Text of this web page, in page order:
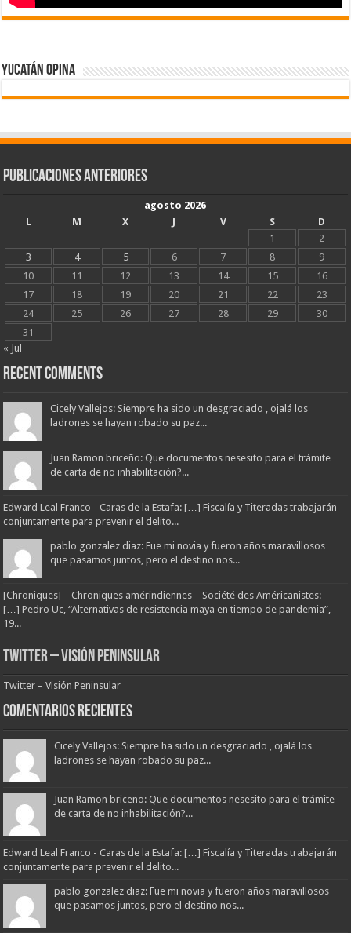
Yucatán Opina
Publicaciones Anteriores
agosto 2026
L
M X J V S
D
1
2
3
4 5 6 7 8
9
10
11 12 13 14 15
16
17
18 19 20 21 22
23
24
25 26 27 28 29
30
31
« Jul
Recent Comments
Cicely Vallejos: Siempre ha sido un desgraciado , ojalá los
ladrones se hayan robado su paz...
Juan Ramon briceño: Que documentos nesesito para el trámite
de carta de no inhabilitación?...
Edward Leal Franco - Caras de la Estafa: […] Fiscalía y Titeradas trabajarán
conjuntamente para prevenir el delito...
pablo gonzalez diaz: Fue mi novia y fueron años maravillosos
que pasamos juntos, pero el destino nos...
[Chroniques] – Chroniques amérindiennes – Société des Américanistes:
[…] Pedro Uc, “Alternativas de resistencia maya en tiempo de pandemia”,
19...
Twitter – Visión Peninsular
Twitter – Visión Peninsular
Comentarios Recientes
Cicely Vallejos: Siempre ha sido un desgraciado , ojalá los
ladrones se hayan robado su paz...
Juan Ramon briceño: Que documentos nesesito para el trámite
de carta de no inhabilitación?...
Edward Leal Franco - Caras de la Estafa: […] Fiscalía y Titeradas trabajarán
conjuntamente para prevenir el delito...
pablo gonzalez diaz: Fue mi novia y fueron años maravillosos
que pasamos juntos, pero el destino nos...